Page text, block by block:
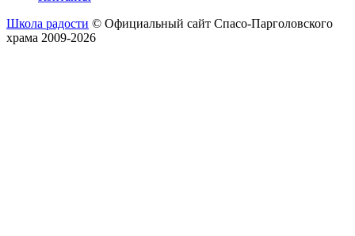
Школа радости © Официальный сайт Спасо-Парголовского
храма 2009-2026